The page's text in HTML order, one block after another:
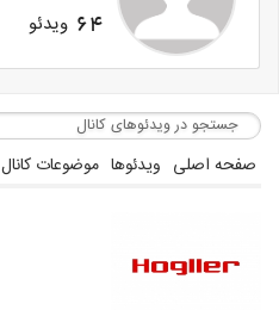
64 ویدئو
صفحه اصلی ویدئوها موضوعات کانال